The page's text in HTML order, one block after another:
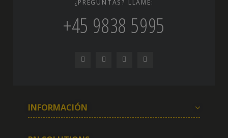
¿PREGUNTAS? LLAME:
+45 9838 5995
INFORMACIÓN